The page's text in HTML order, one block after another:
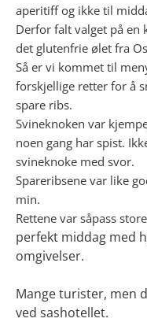
aperitiff og ikke til
Derfor falt valget på en
det glutenfrie ølet fra
Så er vi kommet til
forskjellige retter for å
spare ribs.
Svineknoken var
noen gang har spist.
svineknoke med svor.
Spareribsene var like
min.
Rettene var såpass
perfekt middag med
omgivelser.
Mange turister, men
ved sashotellet.